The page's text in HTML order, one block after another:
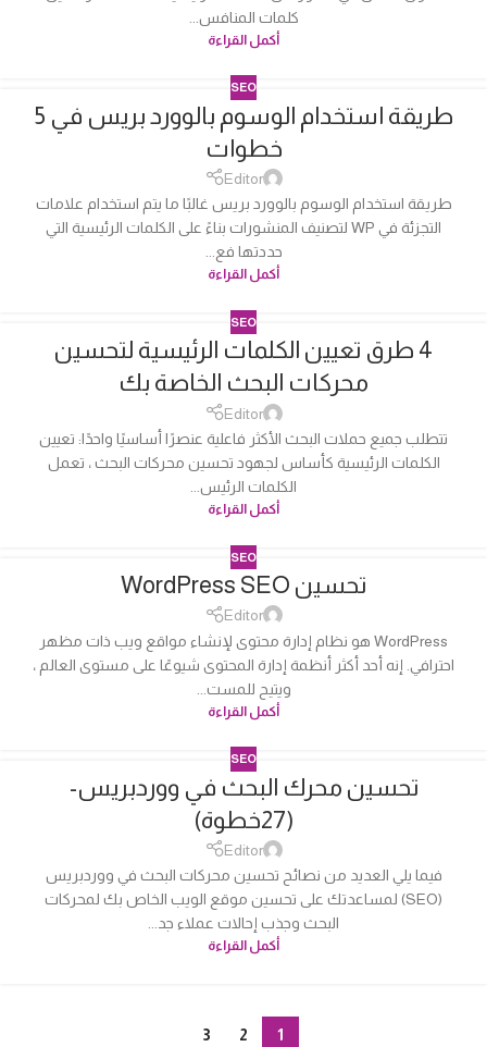
كلمات المنافس...
أكمل القراءة
04
SEO
طريقة استخدام الوسوم بالوورد بريس في 5
خطوات
Editor
طريقة استخدام الوسوم بالوورد بريس غالبًا ما يتم استخدام علامات
التجزئة في WP لتصنيف المنشورات بناءً على الكلمات الرئيسية التي
حددتها فع...
أكمل القراءة
SEO
4 طرق تعيين الكلمات الرئيسية لتحسين
محركات البحث الخاصة بك
Editor
تتطلب جميع حملات البحث الأكثر فاعلية عنصرًا أساسيًا واحدًا: تعيين
الكلمات الرئيسية كأساس لجهود تحسين محركات البحث ، تعمل
الكلمات الرئيس...
أكمل القراءة
SEO
تحسين WordPress SEO
Editor
WordPress هو نظام إدارة محتوى لإنشاء مواقع ويب ذات مظهر
احترافي. إنه أحد أكثر أنظمة إدارة المحتوى شيوعًا على مستوى العالم ،
ويتيح للمست...
أكمل القراءة
SEO
تحسين محرك البحث في ووردبريس-
(27خطوة)
Editor
فيما يلي العديد من نصائح تحسين محركات البحث في ووردبريس
(SEO) لمساعدتك على تحسين موقع الويب الخاص بك لمحركات
البحث وجذب إحالات عملاء جد...
أكمل القراءة
1
2
3